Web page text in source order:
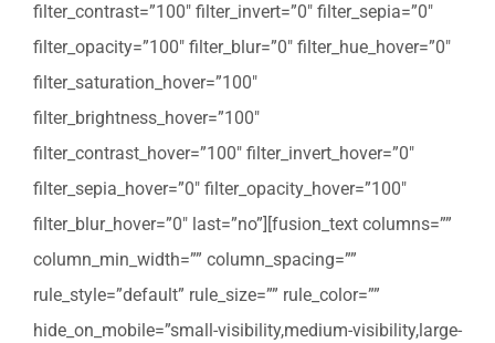
filter_contrast=”100″ filter_invert=”0″ filter_sepia=”0″
filter_opacity=”100″ filter_blur=”0″ filter_hue_hover=”0″
filter_saturation_hover=”100″
filter_brightness_hover=”100″
filter_contrast_hover=”100″ filter_invert_hover=”0″
filter_sepia_hover=”0″ filter_opacity_hover=”100″
filter_blur_hover=”0″ last=”no”][fusion_text columns=””
column_min_width=”” column_spacing=””
rule_style=”default” rule_size=”” rule_color=””
hide_on_mobile=”small-visibility,medium-visibility,large-